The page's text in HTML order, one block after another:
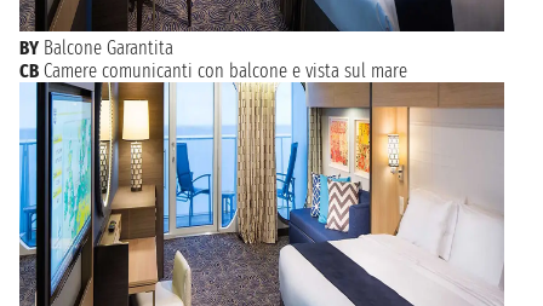
BY Balcone Garantita
CB Camere comunicanti con balcone e vista sul mare